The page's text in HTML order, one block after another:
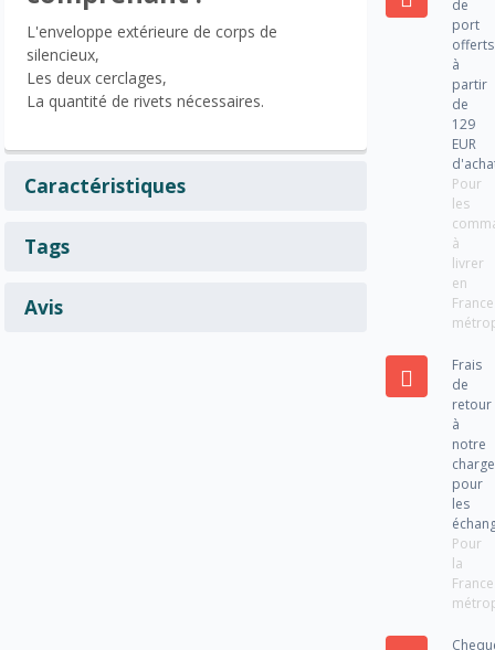
L'enveloppe extérieure de corps de
silencieux,
Les deux cerclages,
La quantité de rivets nécessaires.
Caractéristiques
Tags
Avis
de
port
offerts
à
partir
de
129
EUR
Pour
les
à
livrer
en
France
Frais
de
retour
à
notre
charge
pour
les
Pour
la
France